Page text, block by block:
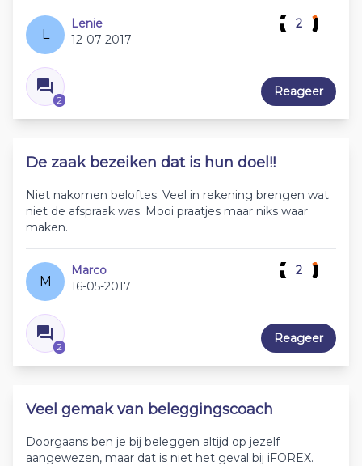
L
Lenie
12-07-2017
2
2
Reageer
De zaak bezeiken dat is hun doel!!
Niet nakomen beloftes. Veel in rekening brengen wat
niet de afspraak was. Mooi praatjes maar niks waar
maken.
M
Marco
16-05-2017
2
2
Reageer
Veel gemak van beleggingscoach
Doorgaans ben je bij beleggen altijd op jezelf
aangewezen, maar dat is niet het geval bij iFOREX.